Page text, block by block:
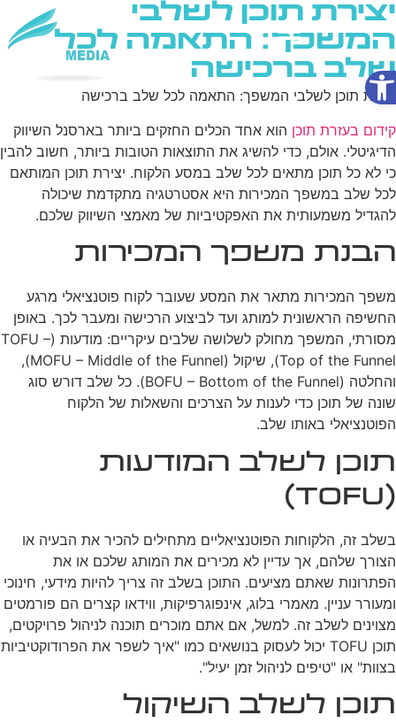
פתח סרגל נגישות
יצירת תוכן לשלבי
המשפך: התאמה לכל
שלב ברכישה
יצירת תוכן לשלבי המשפך: התאמה לכל שלב ברכישה
קידום בעזרת תוכן הוא אחד הכלים החזקים ביותר בארסנל השיווק
הדיגיטלי. אולם, כדי להשיג את התוצאות הטובות ביותר, חשוב להבין
כי לא כל תוכן מתאים לכל שלב במסע הלקוח. יצירת תוכן המותאם
לכל שלב במשפך המכירות היא אסטרטגיה מתקדמת שיכולה
להגדיל משמעותית את האפקטיביות של מאמצי השיווק שלכם.
הבנת משפך המכירות
משפך המכירות מתאר את המסע שעובר לקוח פוטנציאלי מרגע
החשיפה הראשונית למותג ועד לביצוע הרכישה ומעבר לכך. באופן
מסורתי, המשפך מחולק לשלושה שלבים עיקריים: מודעות (TOFU –
Top of the Funnel), שיקול (MOFU – Middle of the Funnel),
והחלטה (BOFU – Bottom of the Funnel). כל שלב דורש סוג
שונה של תוכן כדי לענות על הצרכים והשאלות של הלקוח
הפוטנציאלי באותו שלב.
תוכן לשלב המודעות
(TOFU)
בשלב זה, הלקוחות הפוטנציאליים מתחילים להכיר את הבעיה או
הצורך שלהם, אך עדיין לא מכירים את המותג שלכם או את
הפתרונות שאתם מציעים. התוכן בשלב זה צריך להיות מידעי, חינוכי
ומעורר עניין. מאמרי בלוג, אינפוגרפיקות, ווידאו קצרים הם פורמטים
מצוינים לשלב זה. למשל, אם אתם מוכרים תוכנה לניהול פרויקטים,
תוכן TOFU יכול לעסוק בנושאים כמו "איך לשפר את הפרודוקטיביות
בצוות" או "טיפים לניהול זמן יעיל".
תוכן לשלב השיקול